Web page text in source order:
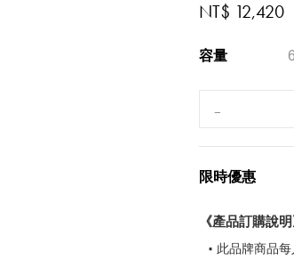
NT$ 12,420
容量
限時優惠
《產品訂購說明
此品牌商品